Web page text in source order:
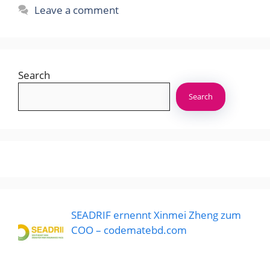
Leave a comment
Search
Search
SEADRIF ernennt Xinmei Zheng zum
COO – codematebd.com